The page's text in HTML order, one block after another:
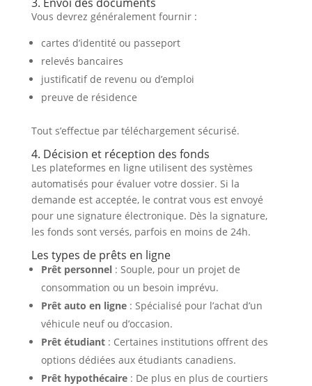
Vous devrez généralement fournir :
cartes d’identité ou passeport
relevés bancaires
justificatif de revenu ou d’emploi
preuve de résidence
Tout s’effectue par téléchargement sécurisé.
4. Décision et réception des fonds
Les plateformes en ligne utilisent des systèmes
automatisés pour évaluer votre dossier. Si la
demande est acceptée, le contrat vous est envoyé
pour une signature électronique. Dès la signature,
les fonds sont versés, parfois en moins de 24h.
Les types de prêts en ligne
Prêt personnel: Souple, pour un projet de
consommation ou un besoin imprévu.
Prêt auto en ligne: Spécialisé pour l’achat d’un
véhicule neuf ou d’occasion.
Prêt étudiant: Certaines institutions offrent des
options dédiées aux étudiants canadiens.
Prêt hypothécaire: De plus en plus de courtiers